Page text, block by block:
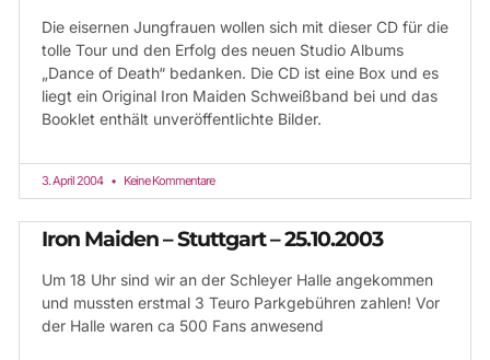
Die eisernen Jungfrauen wollen sich mit dieser CD für die
tolle Tour und den Erfolg des neuen Studio Albums
„Dance of Death“ bedanken. Die CD ist eine Box und es
liegt ein Original Iron Maiden Schweißband bei und das
Booklet enthält unveröffentlichte Bilder.
3. April 2004 Keine Kommentare
Iron Maiden – Stuttgart – 25.10.2003
Um 18 Uhr sind wir an der Schleyer Halle angekommen
und mussten erstmal 3 Teuro Parkgebühren zahlen! Vor
der Halle waren ca 500 Fans anwesend